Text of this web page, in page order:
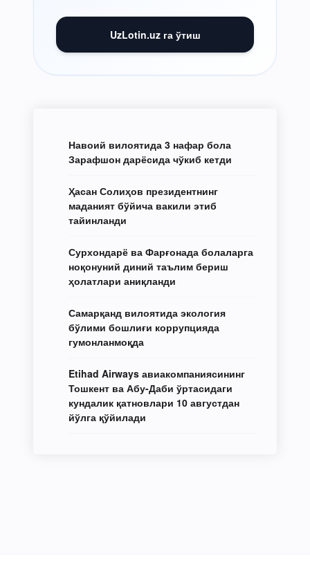
UzLotin.uz га ўтиш
Навоий вилоятида 3 нафар бола
Зарафшон дарёсида чўкиб кетди
Ҳасан Солиҳов президентнинг
маданият бўйича вакили этиб
тайинланди
Сурхондарё ва Фарғонада болаларга
ноқонуний диний таълим бериш
ҳолатлари аниқланди
Самарқанд вилоятида экология
бўлими бошлиғи коррупцияда
гумонланмоқда
Etihad Airways авиакомпаниясининг
Тошкент ва Абу-Даби ўртасидаги
кундалик қатновлари 10 августдан
йўлга қўйилади